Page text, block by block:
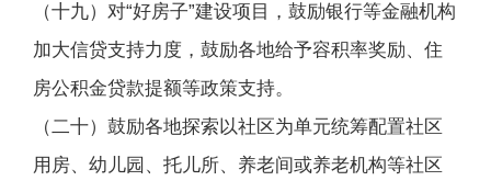
（十九）对“好房子”建设项目，鼓励银行等金融机构
加大信贷支持力度，鼓励各地给予容积率奖励、住
房公积金贷款提额等政策支持。
（二十）鼓励各地探索以社区为单元统筹配置社区
用房、幼儿园、托儿所、养老间或养老机构等社区